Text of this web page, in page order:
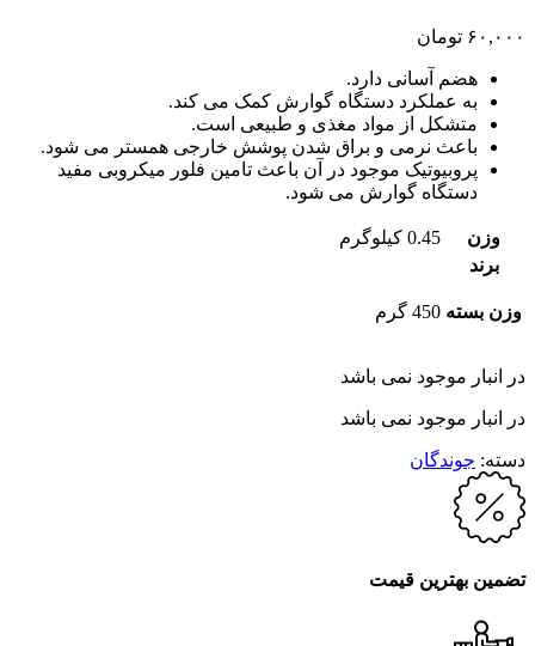
۶۰,۰۰۰ تومان
هضم آسانی دارد.
به عملکرد دستگاه گوارش کمک می کند.
متشکل از مواد مغذی و طبیعی است.
باعث نرمی و براق شدن پوشش خارجی همستر می شود.
پروبیوتیک موجود در آن باعث تامین فلور میکروبی مفید
دستگاه گوارش می شود.
وزن
0.45 کیلوگرم
برند
وزن بسته 450 گرم
در انبار موجود نمی باشد
در انبار موجود نمی باشد
دسته: جوندگان
تضمین بهترین قیمت